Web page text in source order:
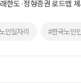
한도·정형증권 로드맵
인일자리 #한국노인